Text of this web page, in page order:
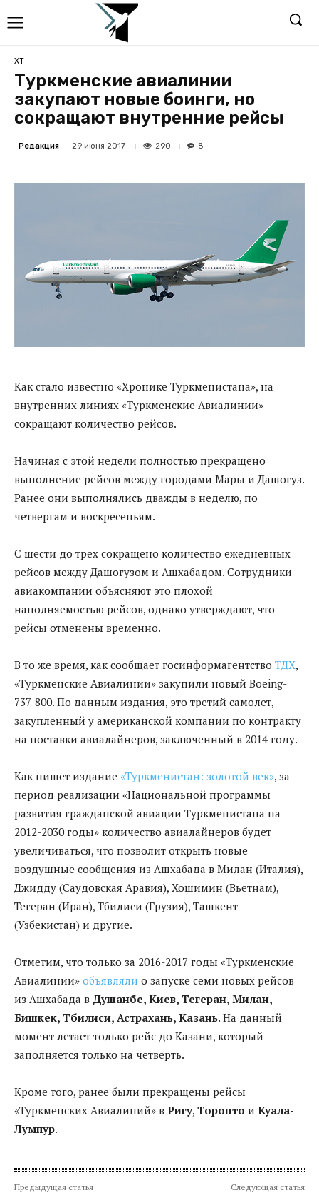
ХТ
Туркменские авиалинии
закупают новые боинги, но
сокращают внутренние рейсы
Редакция 29 июня 2017 290 8
Как стало известно «Хронике Туркменистана», на
внутренних линиях «Туркменские Авиалинии»
сокращают количество рейсов.
Начиная с этой недели полностью прекращено
выполнение рейсов между городами Мары и Дашогуз.
Ранее они выполнялись дважды в неделю, по
четвергам и воскресеньям.
С шести до трех сокращено количество ежедневных
рейсов между Дашогузом и Ашхабадом. Сотрудники
авиакомпании объясняют это плохой
наполняемостью рейсов, однако утверждают, что
рейсы отменены временно.
В то же время, как сообщает госинформагентство ТДХ,
«Туркменские Авиалинии» закупили новый Boeing-
737-800. По данным издания, это третий самолет,
закупленный у американской компании по контракту
на поставки авиалайнеров, заключенный в 2014 году.
Как пишет издание «Туркменистан: золотой век», за
период реализации «Национальной программы
развития гражданской авиации Туркменистана на
2012-2030 годы» количество авиалайнеров будет
увеличиваться, что позволит открыть новые
воздушные сообщения из Ашхабада в Милан (Италия),
Джидду (Саудовская Аравия), Хошимин (Вьетнам),
Тегеран (Иран), Тбилиси (Грузия), Ташкент
(Узбекистан) и другие.
Отметим, что только за 2016-2017 годы «Туркменские
Авиалинии» объявляли о запуске семи новых рейсов
из Ашхабада в Душанбе, Киев, Тегеран, Милан,
Бишкек, Тбилиси, Астрахань, Казань. На данный
момент летает только рейс до Казани, который
заполняется только на четверть.
Кроме того, ранее были прекращены рейсы
«Туркменских Авиалиний» в Ригу, Торонто и Куала-
Лумпур.
Предыдущая статья Следующая статья